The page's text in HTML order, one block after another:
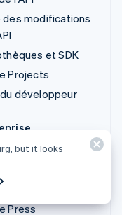
des modifications
et SDK
Projects
développeur
produit
Press
but it looks